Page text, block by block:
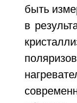
быть
в